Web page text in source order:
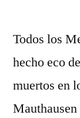
Todos los
hecho eco
muertos en